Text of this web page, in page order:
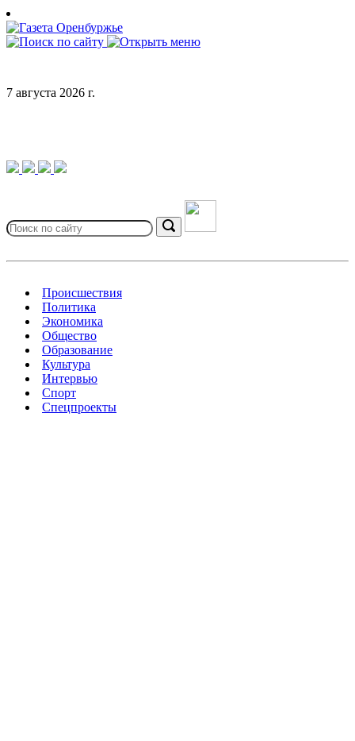
Skip
to
content
7 августа 2026 г.
for:
Search
Происшествия
Политика
Экономика
Общество
Образование
Культура
Интервью
Спорт
Спецпроекты